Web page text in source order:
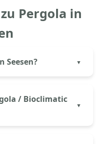
Pergola in
Seesen?
beginnen ab
sich nach
/ Bioclimatic